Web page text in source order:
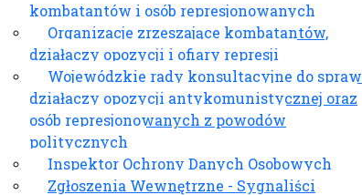
kombatantów i osób represjonowanych
Organizacje zrzeszające kombatantów,
działaczy opozycji i ofiary represji
Wojewódzkie rady konsultacyjne do spraw
działaczy opozycji antykomunistycznej oraz
osób represjonowanych z powodów
politycznych
Inspektor Ochrony Danych Osobowych
Zgłoszenia Wewnętrzne - Sygnaliści